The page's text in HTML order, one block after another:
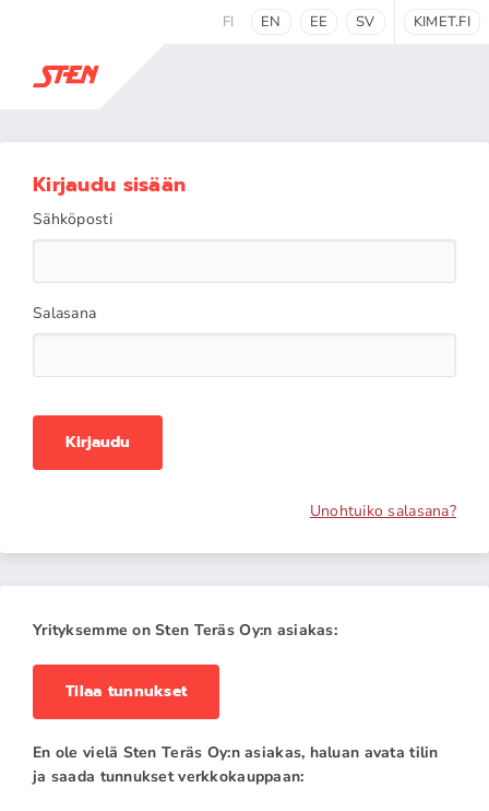
FI EN EE SV KIMET.FI
Kirjaudu sisään
Sähköposti
Salasana
Kirjaudu
Unohtuiko salasana?
Yrityksemme on Sten Teräs Oy:n asiakas:
Tilaa tunnukset
En ole vielä Sten Teräs Oy:n asiakas, haluan avata tilin
ja saada tunnukset verkkokauppaan: